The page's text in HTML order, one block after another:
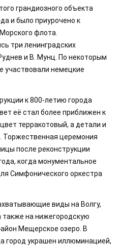
грандиозного объекта
и было приурочено к
флота.
три ленинградских
и В. Мунц. По некоторым
участвовали немецкие
к 800-летию города
её стал более приближен к
терракотовый, а детали и
церемония
после реконструкции
когда монументальное
Симфонического оркестра
виды на Волгу,
также на нижегородскую
Мещерское озеро. В
город украшен иллюминацией,